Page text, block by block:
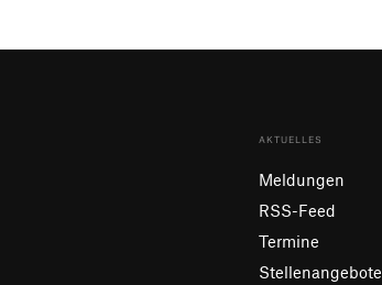
AKTUELLES
Meldungen
RSS-Feed
Termine
Stellenangebote